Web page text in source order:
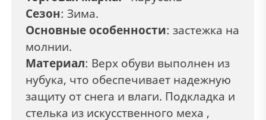
Сезон: Зима.
Основные особенности: застежка на
молнии.
Материал: Верх обуви выполнен из
нубука, что обеспечивает надежную
защиту от снега и влаги. Подкладка и
стелька из искусственного меха ,